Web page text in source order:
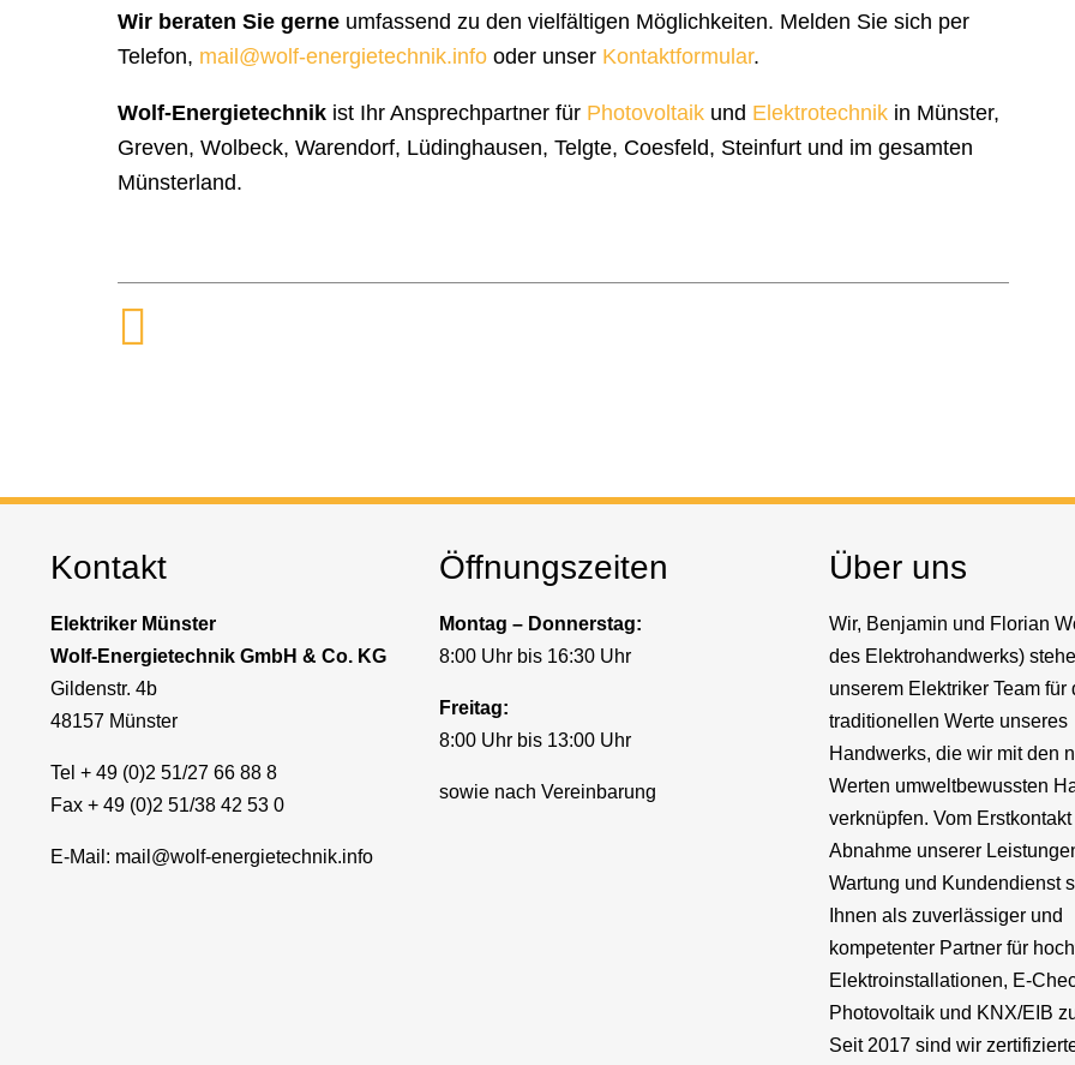
Wir beraten Sie gerne umfassend zu den vielfältigen Möglichkeiten. Melden Sie sich per
Telefon, mail@wolf-energietechnik.info oder unser Kontaktformular.
Wolf-Energietechnik ist Ihr Ansprechpartner für Photovoltaik und Elektrotechnik in Münster,
Greven, Wolbeck, Warendorf, Lüdinghausen, Telgte, Coesfeld, Steinfurt und im gesamten
Münsterland.
Kontakt
Elektriker Münster
Wolf-Energietechnik GmbH & Co. KG
Gildenstr. 4b
48157 Münster
Tel + 49 (0)2 51/27 66 88 8
Fax + 49 (0)2 51/38 42 53 0
E-Mail: mail@wolf-energietechnik.info
Öffnungszeiten
Montag – Donnerstag:
8:00 Uhr bis 16:30 Uhr
Freitag:
8:00 Uhr bis 13:00 Uhr
sowie nach Vereinbarung
Über uns
Wir, Benjamin und Florian
des Elektrohandwerks)
unserem Elektriker Team für
traditionellen Werte unseres
Handwerks, die wir mit den
Werten umweltbewussten
verknüpfen. Vom
Abnahme unserer
Wartung und Kundendienst
Ihnen als zuverlässiger und
kompetenter Partner für
Elektroinstallationen, E-
Photovoltaik und KNX/EIB
Seit 2017 sind wir